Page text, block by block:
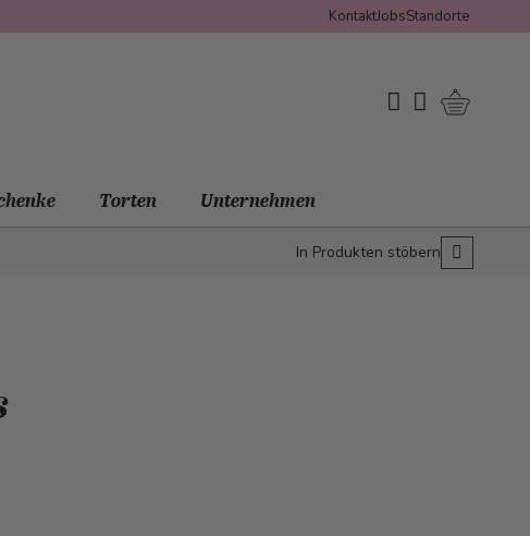
KontaktJobsStandorte
My Wishlist
Mein Konto
Torten Unternehmen
In Produkten stöbern